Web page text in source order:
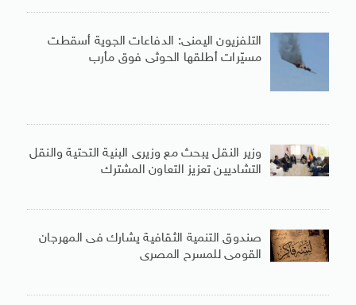
التلفزيون اليمنى: الدفاعات الجوية أسقطت
مسيّرات أطلقها الحوثى فوق مأرب
وزير النقل يبحث مع وزيرى البنية التحتية والنقل
التشاديين تعزيز التعاون المشترك
صندوق التنمية الثقافية يشارك فى المهرجان
القومى للمسرح المصرى